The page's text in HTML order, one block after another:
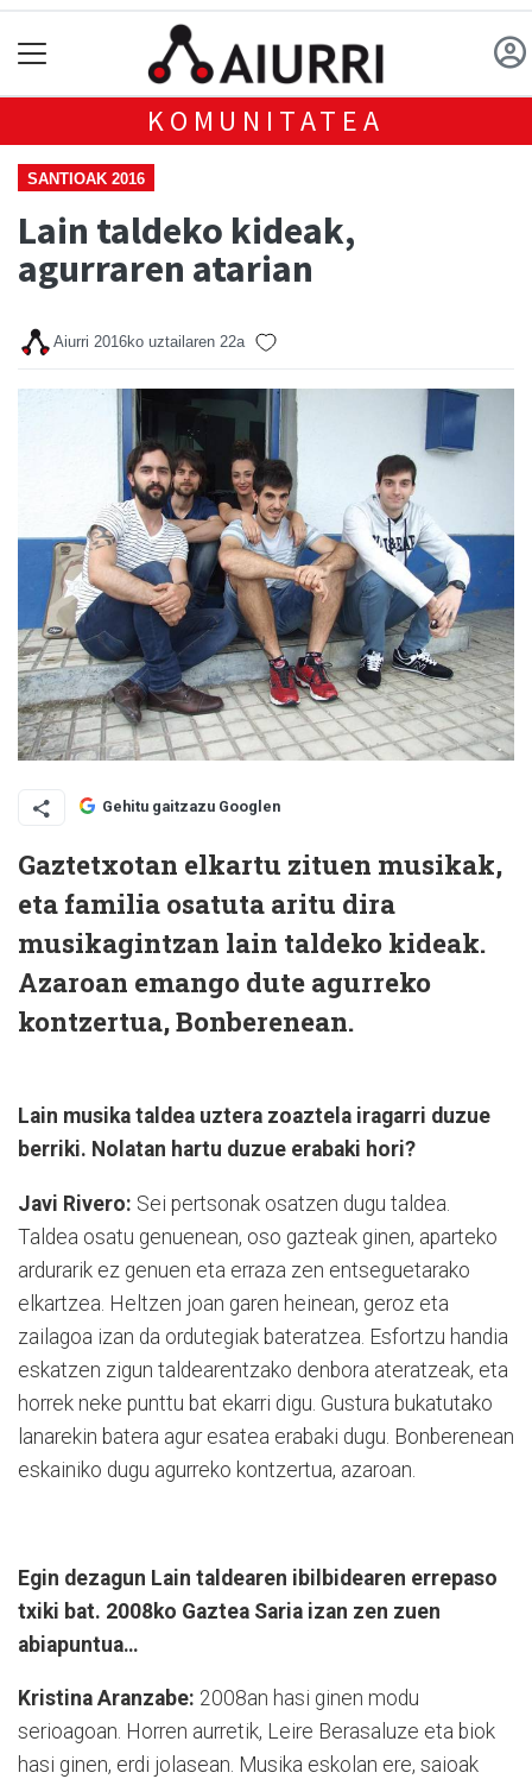
KOMUNITATEA
SANTIOAK 2016
Lain taldeko kideak,
agurraren atarian
Aiurri 2016ko uztailaren 22a
Gehitu gaitzazu Googlen
Gaztetxotan elkartu zituen musikak,
eta familia osatuta aritu dira
musikagintzan lain taldeko kideak.
Azaroan emango dute agurreko
kontzertua, Bonberenean.
Lain musika taldea uztera zoaztela iragarri duzue
berriki. Nolatan hartu duzue erabaki hori?
Javi Rivero: Sei pertsonak osatzen dugu taldea.
Taldea osatu genuenean, oso gazteak ginen, aparteko
ardurarik ez genuen eta erraza zen entseguetarako
elkartzea. Heltzen joan garen heinean, geroz eta
zailagoa izan da ordutegiak bateratzea. Esfortzu handia
eskatzen zigun taldearentzako denbora ateratzeak, eta
horrek neke punttu bat ekarri digu. Gustura bukatutako
lanarekin batera agur esatea erabaki dugu. Bonberenean
eskainiko dugu agurreko kontzertua, azaroan.
Egin dezagun Lain taldearen ibilbidearen errepaso
txiki bat. 2008ko Gaztea Saria izan zen zuen
abiapuntua…
Kristina Aranzabe: 2008an hasi ginen modu
serioagoan. Horren aurretik, Leire Berasaluze eta biok
hasi ginen, erdi jolasean. Musika eskolan ere, saioak